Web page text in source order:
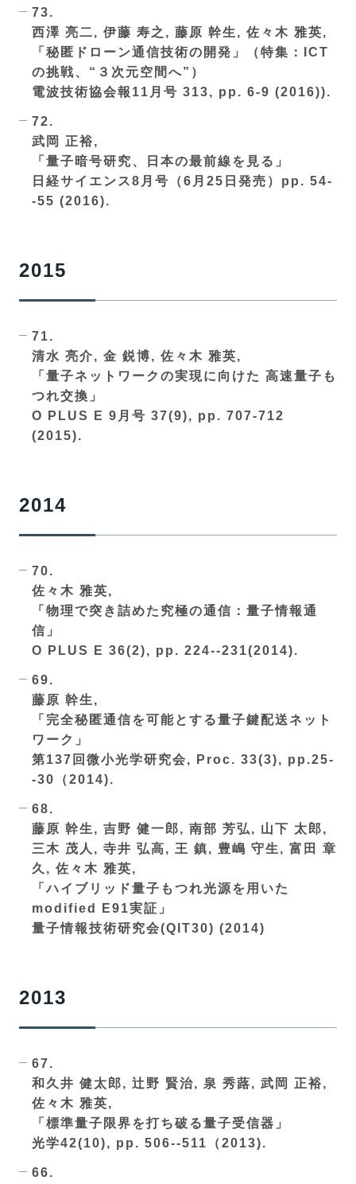
73.
西澤 亮二, 伊藤 寿之, 藤原 幹生, 佐々木 雅英,
「秘匿ドローン通信技術の開発」（特集：ICT
の挑戦、“３次元空間へ”）
電波技術協会報11月号 313, pp. 6-9 (2016)).
72.
武岡 正裕,
「量子暗号研究、日本の最前線を見る」
日経サイエンス8月号（6月25日発売）pp. 54-
-55 (2016).
2015
71.
清水 亮介, 金 鋭博, 佐々木 雅英,
「量子ネットワークの実現に向けた 高速量子も
つれ交換」
O PLUS E 9月号 37(9), pp. 707-712
(2015).
2014
70.
佐々木 雅英,
「物理で突き詰めた究極の通信：量子情報通
信」
O PLUS E 36(2), pp. 224--231(2014).
69.
藤原 幹生,
「完全秘匿通信を可能とする量子鍵配送ネット
ワーク」
第137回微小光学研究会, Proc. 33(3), pp.25-
-30（2014).
68.
藤原 幹生, 吉野 健一郎, 南部 芳弘, 山下 太郎,
三木 茂人, 寺井 弘高, 王 鎮, 豊嶋 守生, 富田 章
久, 佐々木 雅英,
「ハイブリッド量子もつれ光源を用いた
modified E91実証」
量子情報技術研究会(QIT30) (2014)
2013
67.
和久井 健太郎, 辻野 賢治, 泉 秀蕗, 武岡 正裕,
佐々木 雅英,
「標準量子限界を打ち破る量子受信器」
光学42(10), pp. 506--511（2013).
66.